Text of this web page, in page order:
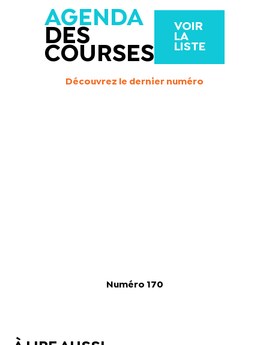
AGENDA
DES
COURSES
VOIR
LA
LISTE
Découvrez le dernier numéro
Numéro 170